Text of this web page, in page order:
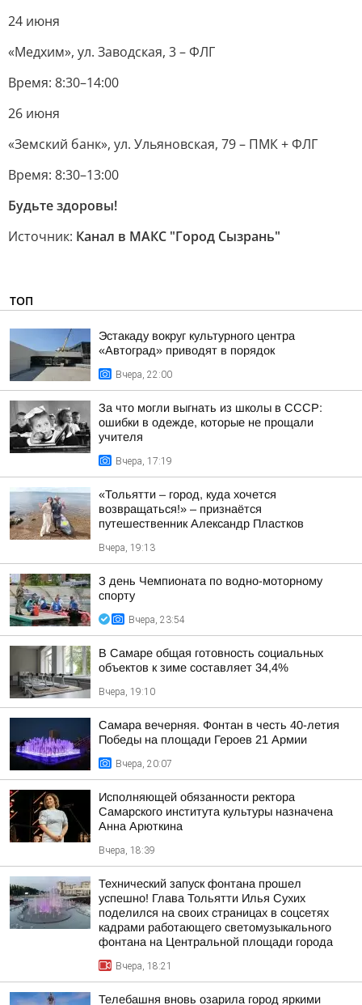
24 июня
«Медхим», ул. Заводская, 3 – ФЛГ
Время: 8:30–14:00
26 июня
«Земский банк», ул. Ульяновская, 79 – ПМК + ФЛГ
Время: 8:30–13:00
Будьте здоровы!
Источник: Канал в МАКС "Город Сызрань"
ТОП
Эстакаду вокруг культурного центра
«Автоград» приводят в порядок
Вчера, 22:00
За что могли выгнать из школы в СССР:
ошибки в одежде, которые не прощали
учителя
Вчера, 17:19
«Тольятти – город, куда хочется
возвращаться!» – признаётся
путешественник Александр Пластков
Вчера, 19:13
З день Чемпионата по водно-моторному
спорту
Вчера, 23:54
В Самаре общая готовность социальных
объектов к зиме составляет 34,4%
Вчера, 19:10
Самара вечерняя. Фонтан в честь 40-летия
Победы на площади Героев 21 Армии
Вчера, 20:07
Исполняющей обязанности ректора
Самарского института культуры назначена
Анна Арюткина
Вчера, 18:39
Технический запуск фонтана прошел
успешно! Глава Тольятти Илья Сухих
поделился на своих страницах в соцсетях
кадрами работающего светомузыкального
фонтана на Центральной площади города
Вчера, 18:21
Телебашня вновь озарила город яркими